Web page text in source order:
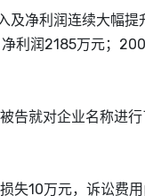
净利润连续大幅
利润2185万元；
告就对企业名称进行
失10万元，诉讼费用